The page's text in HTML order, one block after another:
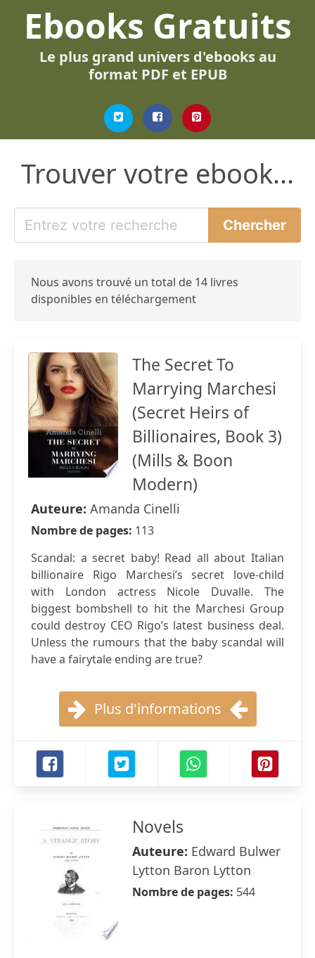
Ebooks Gratuits
Le plus grand univers d'ebooks au
format PDF et EPUB
Trouver votre ebook...
Nous avons trouvé un total de 14 livres
disponibles en téléchargement
The Secret To
Marrying Marchesi
(Secret Heirs of
Billionaires, Book 3)
(Mills & Boon
Modern)
Auteure: Amanda Cinelli
Nombre de pages: 113
Scandal: a secret baby! Read all about Italian
billionaire Rigo Marchesi’s secret love-child
with London actress Nicole Duvalle. The
biggest bombshell to hit the Marchesi Group
could destroy CEO Rigo’s latest business deal.
Unless the rumours that the baby scandal will
have a fairytale ending are true?
Plus d'informations
Novels
Auteure: Edward Bulwer
Lytton Baron Lytton
Nombre de pages: 544